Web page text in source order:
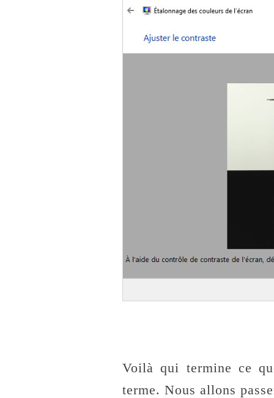
Voilà qui termine ce
terme. Nous allons